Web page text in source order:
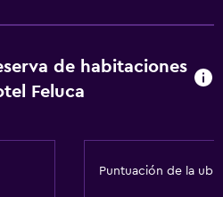
de habitaciones
Feluca
Puntuación de la